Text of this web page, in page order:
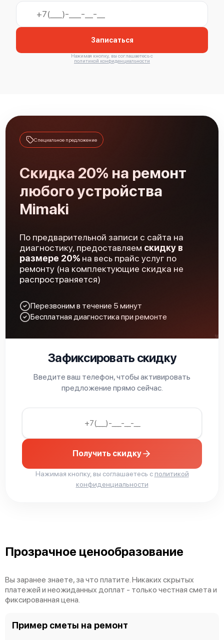
Mimaki UJF-6042 MK II
Mimaki UJF-3042 FX
Mimaki TX500-1800DS
Mimaki TX500-1800B
Mimaki TX300P-1800B
Записаться
Нажимая кнопку, вы соглашаетесь с
политикой конфиденциальности
Специальное предложение
Скидка 20% на ремонт
любого устройства
Mimaki
По предварительной записи с сайта на
диагностику, предоставляем скидку в
размере 20% на весь прайс услуг по
ремонту (на комплектующие скидка не
распространяется)
Перезвоним в течение 5 минут
Бесплатная диагностика при ремонте
Зафиксировать скидку
Введите ваш телефон, чтобы активировать
предложение прямо сейчас.
Получить скидку
Нажимая кнопку, вы соглашаетесь с политикой
конфиденциальности
Прозрачное ценообразование
Вы заранее знаете, за что платите. Никаких скрытых
платежей и неожиданных доплат - только честная смета и
фиксированная цена.
Пример сметы на ремонт